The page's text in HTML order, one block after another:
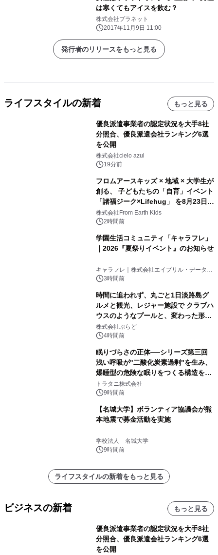
は寒くてもアイスを飲む？
株式会社プラネット
2017年11月9日 11:00
発行者のリリースをもっと見る
ライフスタイルの新着 もっと見る
優良派遣事業者の認定状況を大手8社
分照合、優良派遣会社ランキング6選
を公開
株式会社cielo azul
19分前
フロムアースキッズ × 地域 × 大学生が
創る、 子どもたちの「自育」イベント
「諸福ジーク×Lifehug」 を8月23日
(日)開催
株式会社From Earth Kids
2時間前
学園生活コミュニティ「キャラフレ」
｜2026『夏祭りイベント』のお知らせ
キャラフレ｜株式会社エイプリル・データ・
デザインズ
3時間前
時間に追われず、丸ごと1日淡路島グ
ルメと観光、レジャー施設で クラブハ
ウスのようなプールと、変わった形の
サウナも 「THE BOXY AWAJI」のお
得な素泊まり連泊プランで
株式会社ぷらど
4時間前
眠りづらさの正体──シリーズ第三回
浅い呼吸が"二酸化炭素過剰"を生み、
爆睡型の危険な眠りをつくる構造を解
説
トラタニ株式会社
9時間前
【名城大学】ボランティア協議会が熊
本地震で募金活動を実施
学校法人 名城大学
9時間前
ライフスタイルの新着をもっと見る
ビジネスの新着 もっと見る
優良派遣事業者の認定状況を大手8社
分照合、優良派遣会社ランキング6選
を公開